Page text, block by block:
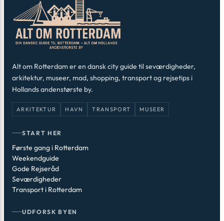
Alt om Rotterdam er en dansk city guide til seværdigheder,
arkitektur, museer, mad, shopping, transport og rejsetips i
Hollands andenstørste by.
ARKITEKTUR HAVN TRANSPORT MUSEER
START HER
Første gang i Rotterdam
Weekendguide
Gode Rejseråd
Seværdigheder
Transport i Rotterdam
UDFORSK BYEN